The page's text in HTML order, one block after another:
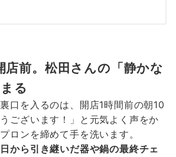
前。松田さんの「静かな
る
口を入るのは、開店1時間前の朝10
ございます！」と元気よく声をか
ロンを締めて手を洗います。
から引き継いだ器や鍋の最終チェ